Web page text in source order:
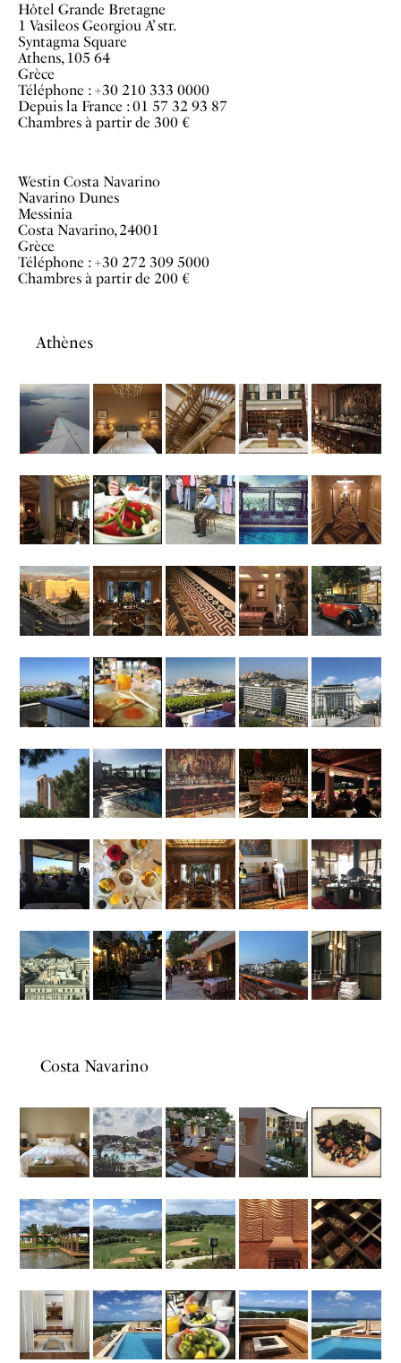
Hôtel Grande Bretagne
1 Vasileos Georgiou A’ str.
Syntagma Square
Athens, 105 64
Grèce
Téléphone : +30 210 333 0000
Depuis la France : 01 57 32 93 87
Chambres à partir de 300 €
Westin Costa Navarino
Navarino Dunes
Messinia
Costa Navarino, 24001
Grèce
Téléphone : +30 272 309 5000
Chambres à partir de 200 €
Athènes
Costa Navarino